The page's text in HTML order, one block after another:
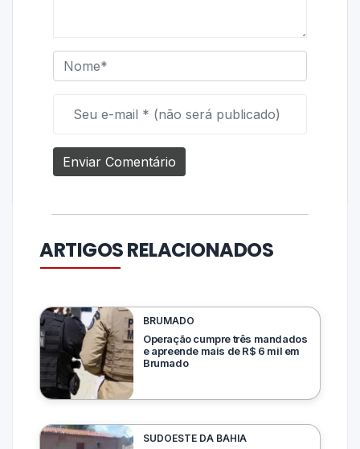
ARTIGOS RELACIONADOS
BRUMADO
Operação cumpre três mandados
e apreende mais de R$ 6 mil em
Brumado
SUDOESTE DA BAHIA